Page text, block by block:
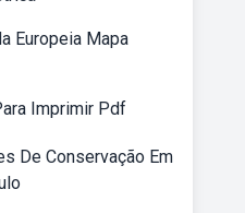
Europeia Mapa
Imprimir Pdf
De Conservação Em